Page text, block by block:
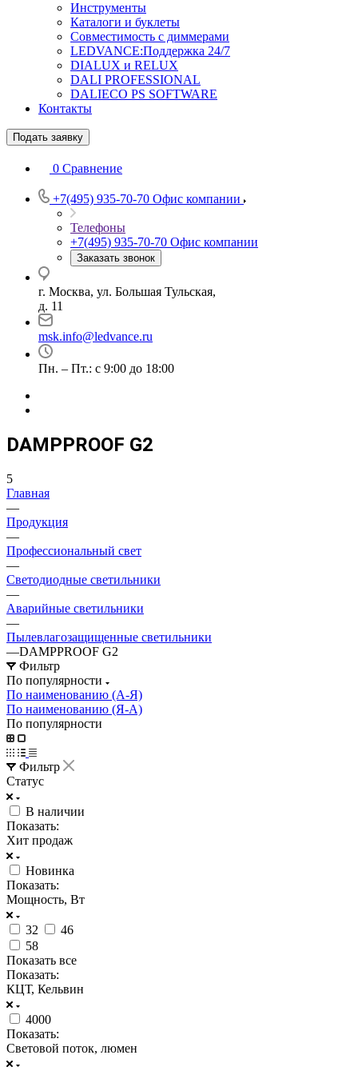
Инструменты
Каталоги и буклеты
Совместимость с диммерами
LEDVANCE:Поддержка 24/7
DIALUX и RELUX
DALI PROFESSIONAL
DALIECO PS SOFTWARE
Контакты
Подать заявку
0 Сравнение
+7(495) 935-70-70 Офис компании
Телефоны
+7(495) 935-70-70 Офис компании
Заказать звонок
г. Москва, ул. Большая Тульская,
д. 11
msk.info@ledvance.ru
Пн. – Пт.: с 9:00 до 18:00
DAMPPROOF G2
5
Главная
—
Продукция
—
Профессиональный свет
—
Светодиодные светильники
—
Аварийные светильники
—
Пылевлагозащищенные светильники
—DAMPPROOF G2
Фильтр
По популярности
По наименованию (А-Я)
По наименованию (Я-А)
По популярности
Фильтр
Статус
В наличии
Показать:
Хит продаж
Новинка
Показать:
Мощность, Вт
32
46
58
Показать все
Показать:
КЦТ, Кельвин
4000
Показать:
Световой поток, люмен